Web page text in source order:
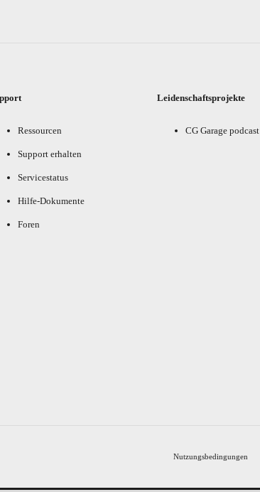
Ressourcen
Support erhalten
Servicestatus
Hilfe-Dokumente
Foren
Leidenschaftsprojekte
CG Garage podcast
Nutzungsbedingungen